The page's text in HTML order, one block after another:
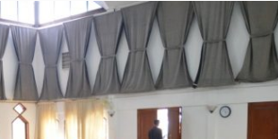
Dakwah, Wakaf
Wakaf